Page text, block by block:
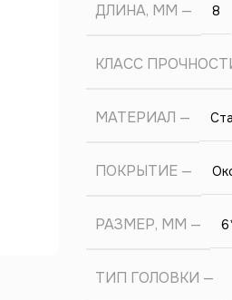
ДЛИНА, ММ 8
КЛАСС
МАТЕРИАЛ
ПОКРЫТИЕ
РАЗМЕР, ММ
ТИП ГОЛОВКИ